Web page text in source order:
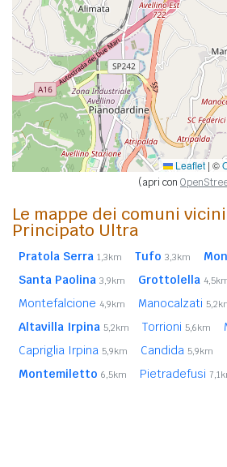
Leaflet | ©
(apri con
Le mappe dei comuni
Principato Ultra
Pratola Serra 1,3km Tufo 3,3km
Santa Paolina 3,9km Grottolella
Montefalcione 4,9km Manocalzati
Altavilla Irpina 5,2km Torrioni 5,6km
Capriglia Irpina 5,9km Candida 5,9km
Montemiletto 6,5km Pietradefusi